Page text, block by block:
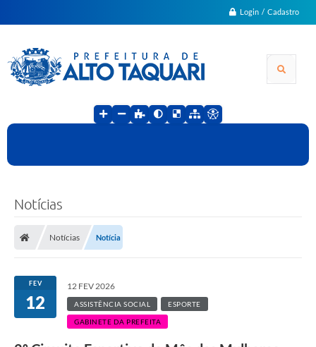
Login / Cadastro
Notícias
Notícias Notícia
FEV
12
12 FEV 2026
ASSISTÊNCIA SOCIAL ESPORTE
GABINETE DA PREFEITA